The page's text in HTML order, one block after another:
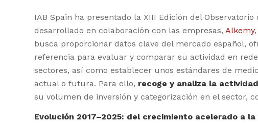
IAB Spain ha presentado la XIII Edición del Observatorio
desarrollado en colaboración con las empresas, Alkemy,
busca proporcionar datos clave del mercado español,
referencia para evaluar y comparar su actividad en
sectores, así como establecer unos estándares de
actual o futura. Para ello, recoge y analiza la
su volumen de inversión y categorización en el sector,
Evolución 2017–2025: del crecimiento acelerado a